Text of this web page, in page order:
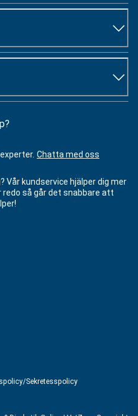
Chatta med oss
Vår kundservice hjälper dig mer
så går det snabbare att
Sekretesspolicy